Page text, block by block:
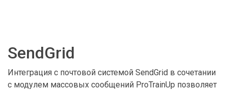
SendGrid
Интеграция с почтовой системой SendGrid в сочетании
с модулем массовых сообщений ProTrainUp позволяет